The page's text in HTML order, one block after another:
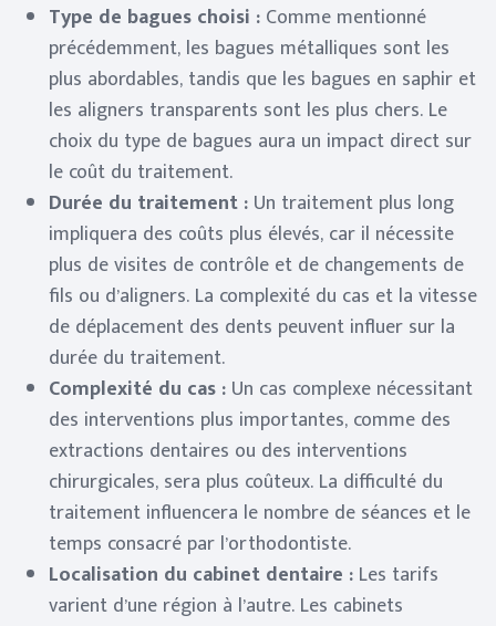
Type de bagues choisi : Comme mentionné
précédemment, les bagues métalliques sont les
plus abordables, tandis que les bagues en saphir et
les aligners transparents sont les plus chers. Le
choix du type de bagues aura un impact direct sur
le coût du traitement.
Durée du traitement : Un traitement plus long
impliquera des coûts plus élevés, car il nécessite
plus de visites de contrôle et de changements de
fils ou d’aligners. La complexité du cas et la vitesse
de déplacement des dents peuvent influer sur la
durée du traitement.
Complexité du cas : Un cas complexe nécessitant
des interventions plus importantes, comme des
extractions dentaires ou des interventions
chirurgicales, sera plus coûteux. La difficulté du
traitement influencera le nombre de séances et le
temps consacré par l’orthodontiste.
Localisation du cabinet dentaire : Les tarifs
varient d’une région à l’autre. Les cabinets